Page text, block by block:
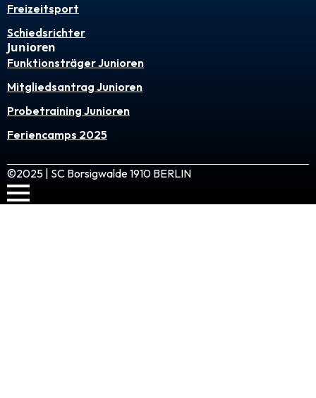
Freizeitsport
Schiedsrichter
Junioren
Funktionsträger Junioren
Mitgliedsantrag Junioren
Probetraining Junioren
Feriencamps 2025
©2025 | SC Borsigwalde 1910 BERLIN